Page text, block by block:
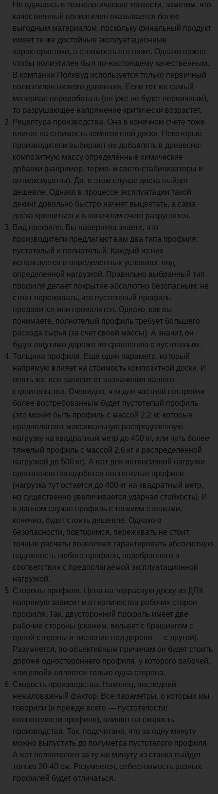
Не вдаваясь в технологические тонкости, заметим, что
качественный полиэтилен оказывается более
выгодным материалом, поскольку финальный продукт
имеет те же достойные эксплуатационные
характеристики, а стоимость его ниже. Однако важно,
чтобы полиэтилен был по-настоящему качественным.
В компании Поливуд используется только первичный
полиэтилен низкого давления. Если тот же самый
материал переработать (он уже не будет первичным),
то разрушающее напряжение критически возрастет.
Рецептура производства. Она в конечном счете тоже
влияет на стоимость композитной доски. Некоторые
производители выбирают не добавлять в древесно-
композитную массу определенные химические
добавки (например, термо- и свето-стабилизаторы и
антиоксиданты). Да, в этом случае доска выйдет
дешевле. Однако в процессе эксплуатации такой
декинг довольно быстро начнет выцветать, а сама
доска крошиться и в конечном счете разрушится.
Вид профиля. Вы наверняка знаете, что
производители предлагают вам два типа профиля:
пустотелый и полнотелый. Каждый из них
используется в определенных условиях, под
определенной нагрузкой. Правильно выбранный тип
профиля делает покрытие абсолютно безопасным: не
стоит переживать, что пустотелый профиль
продавится или провалится. Однако, как вы
понимаете, полнотелый профиль требует большего
расхода сырья (за счет своей массы). А значит, он
будет ощутимо дороже по сравнению с пустотелым.
Толщина профиля. Еще один параметр, который
напрямую влияет на стоимость композитной доски. И
опять же, все зависит от назначения вашего
строительства. Очевидно, что для частной постройки
более востребованным будет пустотелый профиль
(это может быть профиль с массой 2,2 кг, которые
предполагают максимальную распределенную
нагрузку на квадратный метр до 400 кг, или чуть более
тяжелый профиль с массой 2,6 кг и распределенной
нагрузкой до 500 кг). А вот для интенсивной нагрузки
однозначно понадобятся полнотелые профили
(нагрузка тут остается до 400 кг на квадратный метр,
но существенно увеличивается ударная стойкость). И
в данном случае профиль с тонкими стенками,
конечно, будет стоить дешевле. Однако о
безопасности, повторимся, переживать не стоит:
точные расчеты позволяют гарантировать абсолютную
надежность любого профиля, подобранного в
соответствии с предполагаемой эксплуатационной
нагрузкой.
Стороны профиля. Цена на террасную доску из ДПК
напрямую зависит и от количества рабочих сторон
профиля. Так, двусторонний профиль имеет две
рабочие стороны (скажем, вельвет с брашингом с
одной стороны и тиснение под дерево — с другой).
Разумеется, по объективным причинам он будет стоить
дороже одностороннего профиля, у которого рабочей,
«лицевой» является только одна сторона.
Скорость производства. Наконец, последний
немаловажный фактор. Все параметры, о которых мы
говорили (и прежде всего — пустотелости/
полнотелости профиля), влияют на скорость
производства. Так, подсчитано, что за одну минуту
можно выпустить до полуметра пустотелого профиля.
А вот полнотелого за ту же минуту из станка выйдет
только 20-40 см. Разумеется, себестоимость разных
профилей будет отличаться.